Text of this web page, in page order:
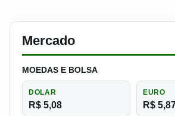
Mercado
MOEDAS E BOLSA
DOLAR
R$ 5,08
EURO
R$